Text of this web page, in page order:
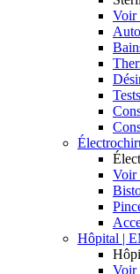
Voir
Voir
Hôpital |
Voir